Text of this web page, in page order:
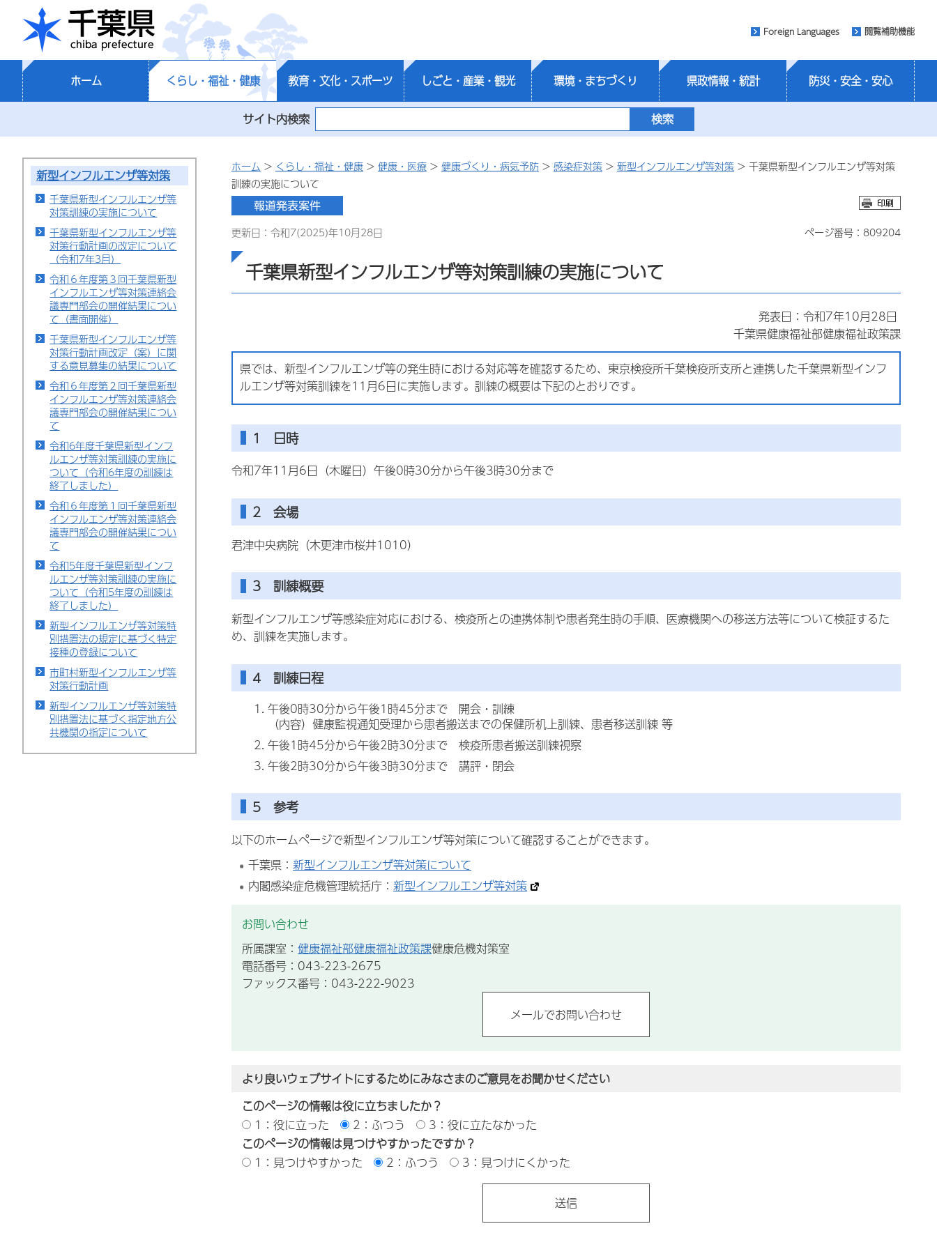
千葉県
Foreign Languages 閲覧補助機能
ホーム くらし・福祉・健康 教育・文化・スポーツ しごと・産業・観光 環境・まちづくり 県政情報・統計 防災・安全・安心
サイト内検索
新型インフルエンザ等対策
千葉県新型インフルエンザ等
対策訓練の実施について
千葉県新型インフルエンザ等
対策行動計画の改定について
（令和7年3月）
令和６年度第３回千葉県新型
インフルエンザ等対策連絡会
議専門部会の開催結果につい
て（書面開催）
千葉県新型インフルエンザ等
対策行動計画改定（案）に関
する意見募集の結果について
令和６年度第２回千葉県新型
インフルエンザ等対策連絡会
議専門部会の開催結果につい
て
令和6年度千葉県新型インフ
ルエンザ等対策訓練の実施に
ついて（令和6年度の訓練は
終了しました）
令和６年度第１回千葉県新型
インフルエンザ等対策連絡会
議専門部会の開催結果につい
て
令和5年度千葉県新型インフ
ルエンザ等対策訓練の実施に
ついて（令和5年度の訓練は
終了しました）
新型インフルエンザ等対策特
別措置法の規定に基づく特定
接種の登録について
市町村新型インフルエンザ等
対策行動計画
新型インフルエンザ等対策特
別措置法に基づく指定地方公
共機関の指定について
ホーム > くらし・福祉・健康 > 健康・医療 > 健康づくり・病気予防 > 感染症対策 > 新型インフルエンザ等対策 > 千葉県新型インフルエンザ等対策
訓練の実施について
更新日：令和7(2025)年10月28日 ページ番号：809204
千葉県新型インフルエンザ等対策訓練の実施について
発表日：令和7年10月28日
千葉県健康福祉部健康福祉政策課
県では、新型インフルエンザ等の発生時における対応等を確認するため、東京検疫所千葉検疫所支所と連携した千葉県新型インフ
ルエンザ等対策訓練を11月6日に実施します。訓練の概要は下記のとおりです。
1 日時
令和7年11月6日（木曜日）午後0時30分から午後3時30分まで
2 会場
君津中央病院（木更津市桜井1010）
3 訓練概要
新型インフルエンザ等感染症対応における、検疫所との連携体制や患者発生時の手順、医療機関への移送方法等について検証するた
め、訓練を実施します。
4 訓練日程
午後0時30分から午後1時45分まで 開会・訓練
（内容）健康監視通知受理から患者搬送までの保健所机上訓練、患者移送訓練 等
午後1時45分から午後2時30分まで 検疫所患者搬送訓練視察
午後2時30分から午後3時30分まで 講評・閉会
5 参考
以下のホームページで新型インフルエンザ等対策について確認することができます。
千葉県：新型インフルエンザ等対策について
内閣感染症危機管理統括庁：新型インフルエンザ等対策
お問い合わせ
所属課室： 健康福祉部健康福祉政策課健康危機対策室
電話番号：043-223-2675
ファックス番号：043-222-9023
より良いウェブサイトにするためにみなさまのご意見をお聞かせください
このページの情報は役に立ちましたか？
1：役に立った
2：ふつう
3：役に立たなかった
このページの情報は見つけやすかったですか？
1：見つけやすかった
2：ふつう 3：見つけにくかった